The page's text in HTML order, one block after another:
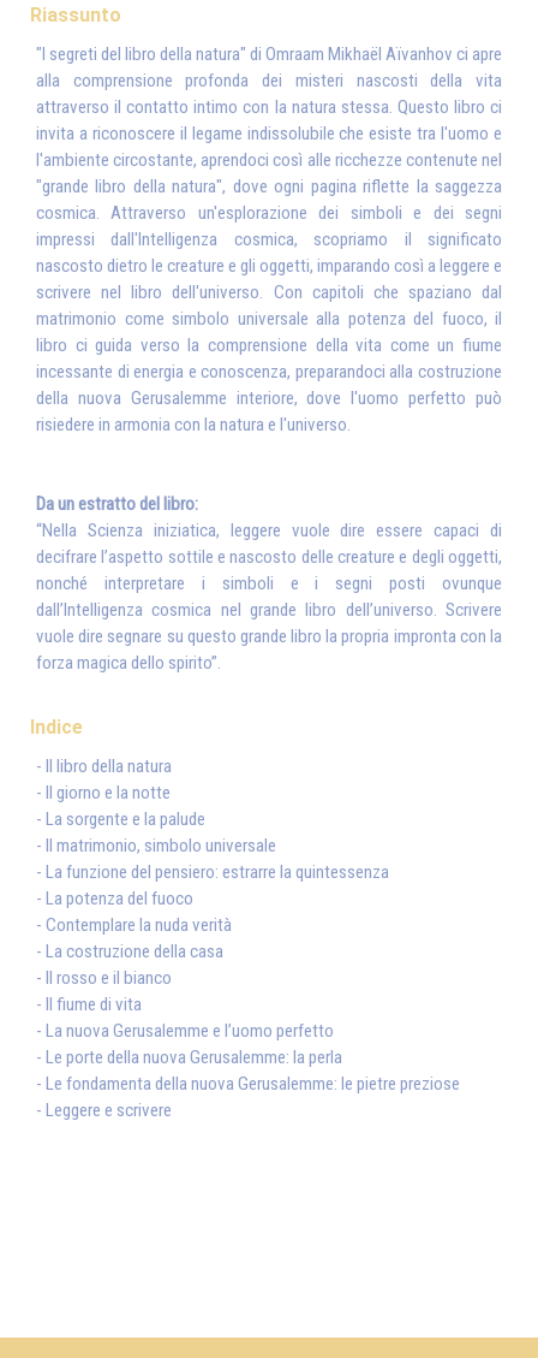
Riassunto
"I segreti del libro della natura" di Omraam Mikhaël Aïvanhov ci apre
alla comprensione profonda dei misteri nascosti della vita
attraverso il contatto intimo con la natura stessa. Questo libro ci
invita a riconoscere il legame indissolubile che esiste tra l'uomo e
l'ambiente circostante, aprendoci così alle ricchezze contenute nel
"grande libro della natura", dove ogni pagina riflette la saggezza
cosmica. Attraverso un'esplorazione dei simboli e dei segni
impressi dall'Intelligenza cosmica, scopriamo il significato
nascosto dietro le creature e gli oggetti, imparando così a leggere e
scrivere nel libro dell'universo. Con capitoli che spaziano dal
matrimonio come simbolo universale alla potenza del fuoco, il
libro ci guida verso la comprensione della vita come un fiume
incessante di energia e conoscenza, preparandoci alla costruzione
della nuova Gerusalemme interiore, dove l'uomo perfetto può
risiedere in armonia con la natura e l'universo.
Da un estratto del libro:
“Nella Scienza iniziatica, leggere vuole dire essere capaci di
decifrare l’aspetto sottile e nascosto delle creature e degli oggetti,
nonché interpretare i simboli e i segni posti ovunque
dall’Intelligenza cosmica nel grande libro dell’universo. Scrivere
vuole dire segnare su questo grande libro la propria impronta con la
forza magica dello spirito”.
Indice
- Il libro della natura
- Il giorno e la notte
- La sorgente e la palude
- Il matrimonio, simbolo universale
- La funzione del pensiero: estrarre la quintessenza
- La potenza del fuoco
- Contemplare la nuda verità
- La costruzione della casa
- Il rosso e il bianco
- Il fiume di vita
- La nuova Gerusalemme e l’uomo perfetto
- Le porte della nuova Gerusalemme: la perla
- Le fondamenta della nuova Gerusalemme: le pietre preziose
- Leggere e scrivere